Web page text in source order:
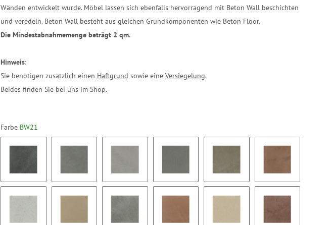
Wänden entwickelt wurde. Möbel lassen sich ebenfalls hervorragend mit Beton Wall beschichten
und veredeln. Beton Wall besteht aus gleichen Grundkomponenten wie Beton Floor.
Die Mindestabnahmemenge beträgt 2 qm.
Hinweis:
Sie benötigen zusätzlich einen Haftgrund sowie eine Versiegelung.
Beides finden Sie bei uns im Shop.
Farbe BW21
BW01 BW02 BW03 BW04 BW05 BW06